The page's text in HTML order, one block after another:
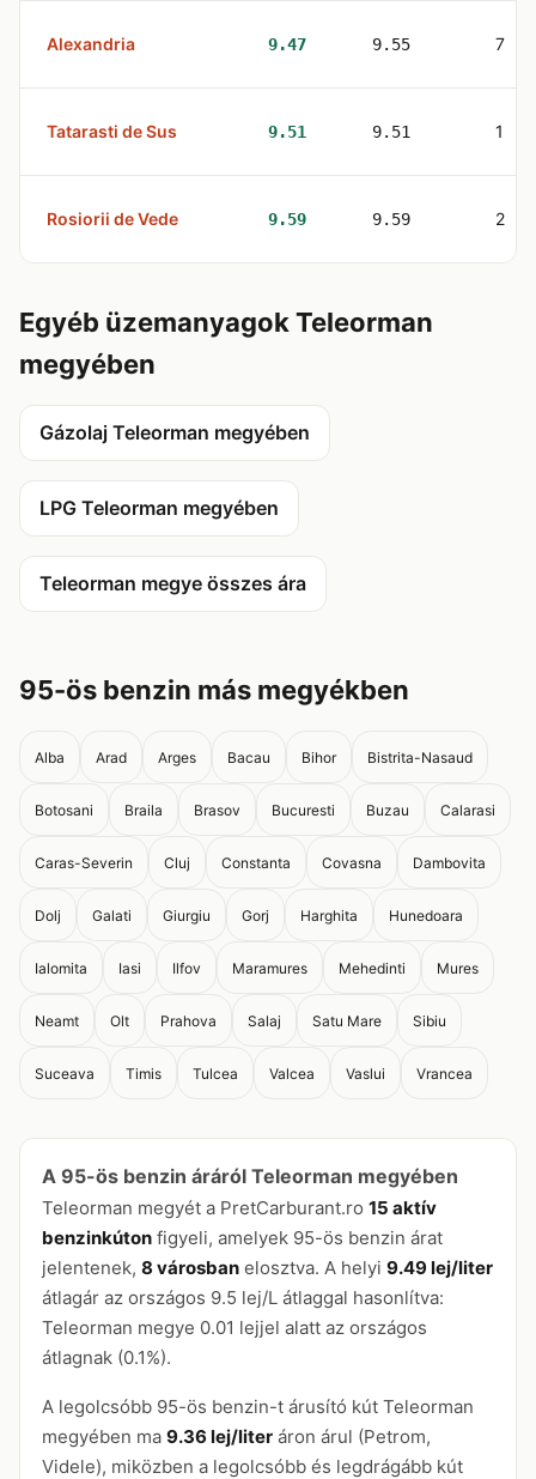
Alexandria 9.47 9.55 7
Tatarasti de Sus 9.51 9.51 1
Rosiorii de Vede 9.59 9.59 2
Egyéb üzemanyagok Teleorman
megyében
Gázolaj Teleorman megyében
LPG Teleorman megyében
Teleorman megye összes ára
95-ös benzin más megyékben
Alba Arad Arges Bacau Bihor Bistrita-Nasaud
Botosani Braila Brasov Bucuresti Buzau Calarasi
Caras-Severin Cluj Constanta Covasna Dambovita
Dolj Galati Giurgiu Gorj Harghita Hunedoara
Ialomita Iasi Ilfov Maramures Mehedinti Mures
Neamt Olt Prahova Salaj Satu Mare Sibiu
Suceava Timis Tulcea Valcea Vaslui Vrancea
A 95-ös benzin áráról Teleorman megyében
Teleorman megyét a PretCarburant.ro 15 aktív
benzinkúton figyeli, amelyek 95-ös benzin árat
jelentenek, 8 városban elosztva. A helyi 9.49 lej/liter
átlagár az országos 9.5 lej/L átlaggal hasonlítva:
Teleorman megye 0.01 lejjel alatt az országos
átlagnak (0.1%).
A legolcsóbb 95-ös benzin-t árusító kút Teleorman
megyében ma 9.36 lej/liter áron árul (Petrom,
Videle), miközben a legolcsóbb és legdrágább kút